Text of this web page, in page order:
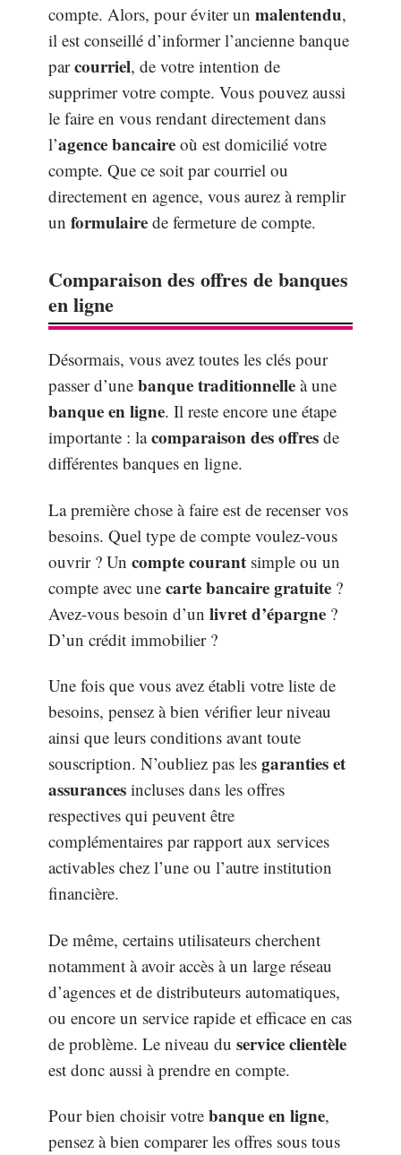
compte. Alors, pour éviter un malentendu,
il est conseillé d’informer l’ancienne banque
parcourriel, de votre intention de
supprimer votre compte. Vous pouvez aussi
le faire en vous rendant directement dans
l’agence bancaire où est domicilié votre
compte. Que ce soit par courriel ou
directement en agence, vous aurez à remplir
un formulaire de fermeture de compte.
Comparaison des offres de banques
en ligne
Désormais, vous avez toutes les clés pour
passer d’une banque traditionnelle à une
banque en ligne. Il reste encore une étape
importante : lacomparaison des offres de
différentes banques en ligne.
La première chose à faire est de recenser vos
besoins. Quel type de compte voulez-vous
ouvrir ? Un compte courant simple ou un
compte avec une carte bancaire gratuite ?
Avez-vous besoin d’un livret d’épargne ?
D’un crédit immobilier ?
Une fois que vous avez établi votre liste de
besoins, pensez à bien vérifier leur niveau
ainsi que leurs conditions avant toute
souscription. N’oubliez pas les garanties et
assurances incluses dans les offres
respectives qui peuvent être
complémentaires par rapport aux services
activables chez l’une ou l’autre institution
financière.
De même, certains utilisateurs cherchent
notamment à avoir accès à un large réseau
d’agences et de distributeurs automatiques,
ou encore un service rapide et efficace en cas
de problème. Le niveau du service clientèle
est donc aussi à prendre en compte.
Pour bien choisir votre banque en ligne,
pensez à bien comparer les offres sous tous